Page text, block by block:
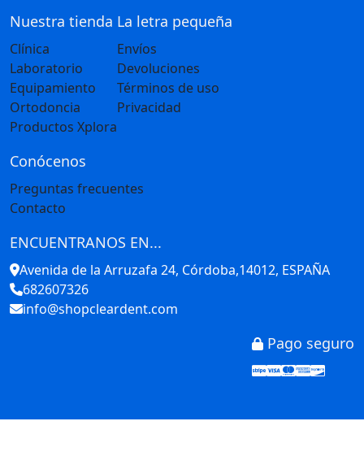
Nuestra tienda
Clínica
Laboratorio
Equipamiento
Ortodoncia
Productos Xplora
La letra pequeña
Envíos
Devoluciones
Términos de uso
Privacidad
Conócenos
Preguntas frecuentes
Contacto
ENCUENTRANOS EN...
Avenida de la Arruzafa 24, Córdoba,14012, ESPAÑA
682607326
info@shopcleardent.com
Pago seguro
Stripe
Visa